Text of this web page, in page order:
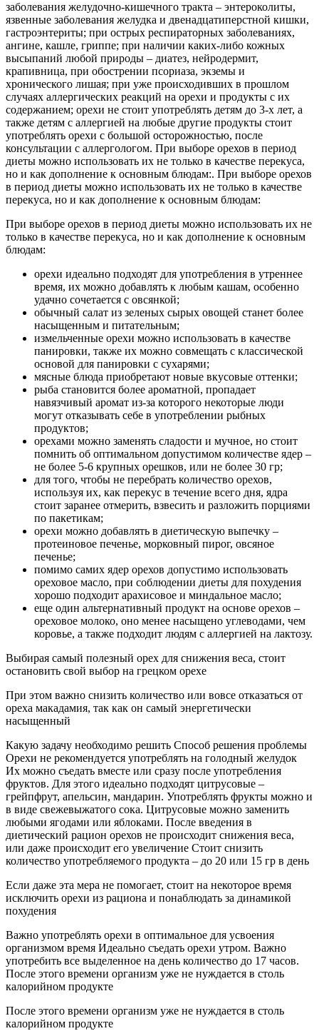
заболевания желудочно-кишечного тракта – энтероколиты,
язвенные заболевания желудка и двенадцатиперстной кишки,
гастроэнтериты; при острых респираторных заболеваниях,
ангине, кашле, гриппе; при наличии каких-либо кожных
высыпаний любой природы – диатез, нейродермит,
крапивница, при обострении псориаза, экземы и
хронического лишая; при уже происходивших в прошлом
случаях аллергических реакций на орехи и продукты с их
содержанием; орехи не стоит употреблять детям до 3-х лет, а
также детям с аллергией на любые другие продукты стоит
употреблять орехи с большой осторожностью, после
консультации с аллергологом. При выборе орехов в период
диеты можно использовать их не только в качестве перекуса,
но и как дополнение к основным блюдам:. При выборе орехов
в период диеты можно использовать их не только в качестве
перекуса, но и как дополнение к основным блюдам:
При выборе орехов в период диеты можно использовать их не
только в качестве перекуса, но и как дополнение к основным
блюдам:
орехи идеально подходят для употребления в утреннее
время, их можно добавлять к любым кашам, особенно
удачно сочетается с овсянкой;
обычный салат из зеленых сырых овощей станет более
насыщенным и питательным;
измельченные орехи можно использовать в качестве
панировки, также их можно совмещать с классической
основой для панировки с сухарями;
мясные блюда приобретают новые вкусовые оттенки;
рыба становится более ароматной, пропадает
навязчивый аромат из-за которого некоторые люди
могут отказывать себе в употреблении рыбных
продуктов;
орехами можно заменять сладости и мучное, но стоит
помнить об оптимальном допустимом количестве ядер –
не более 5-6 крупных орешков, или не более 30 гр;
для того, чтобы не перебрать количество орехов,
используя их, как перекус в течение всего дня, ядра
стоит заранее отмерить, взвесить и разложить порциями
по пакетикам;
орехи можно добавлять в диетическую выпечку –
протеиновое печенье, морковный пирог, овсяное
печенье;
помимо самих ядер орехов допустимо использовать
ореховое масло, при соблюдении диеты для похудения
хорошо подходит арахисовое и миндальное масло;
еще один альтернативный продукт на основе орехов –
ореховое молоко, оно менее насыщено углеводами, чем
коровье, а также подходит людям с аллергией на лактозу.
Выбирая самый полезный орех для снижения веса, стоит
остановить свой выбор на грецком орехе
При этом важно снизить количество или вовсе отказаться от
ореха макадамия, так как он самый энергетически
насыщенный
Какую задачу необходимо решить Способ решения проблемы
Орехи не рекомендуется употреблять на голодный желудок
Их можно съедать вместе или сразу после употребления
фруктов. Для этого идеально подходят цитрусовые –
грейпфрут, апельсин, мандарин. Употреблять фрукты можно и
в виде свежевыжатого сока. Цитрусовые можно заменить
любыми ягодами или яблоками. После введения в
диетический рацион орехов не происходит снижения веса,
или даже происходит его увеличение Стоит снизить
количество употребляемого продукта – до 20 или 15 гр в день
Если даже эта мера не помогает, стоит на некоторое время
исключить орехи из рациона и понаблюдать за динамикой
похудения
Важно употреблять орехи в оптимальное для усвоения
организмом время Идеально съедать орехи утром. Важно
употребить все выделенное на день количество до 17 часов.
После этого времени организм уже не нуждается в столь
калорийном продукте
После этого времени организм уже не нуждается в столь
калорийном продукте